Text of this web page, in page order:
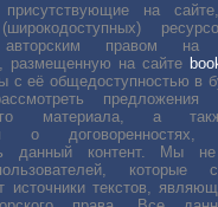
присутствующие на
авторским правом
размещенную на сайте
с её общедоступностью в
материала, а
о договоренностях,
данный контент. Мы
которые
источники текстов,